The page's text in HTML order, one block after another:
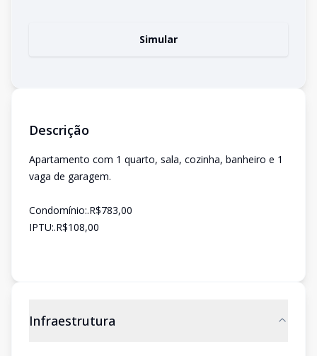
Simular
Descrição
Apartamento com 1 quarto, sala, cozinha, banheiro e 1
vaga de garagem.
Condomínio:.R$783,00
IPTU:.R$108,00
Infraestrutura